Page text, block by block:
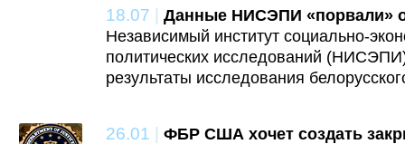
18.07 | Данные НИСЭПИ «порвали»
Независимый институт социально-
политических исследований
результаты исследования
26.01 | ФБР США хочет создать